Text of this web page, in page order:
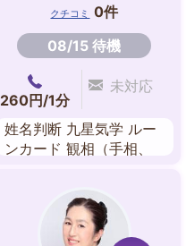
クチコミ
0件
08/15 待機
260円/1分
未対応
姓名判断 九星気学 ルー
ンカード 観相（手相、